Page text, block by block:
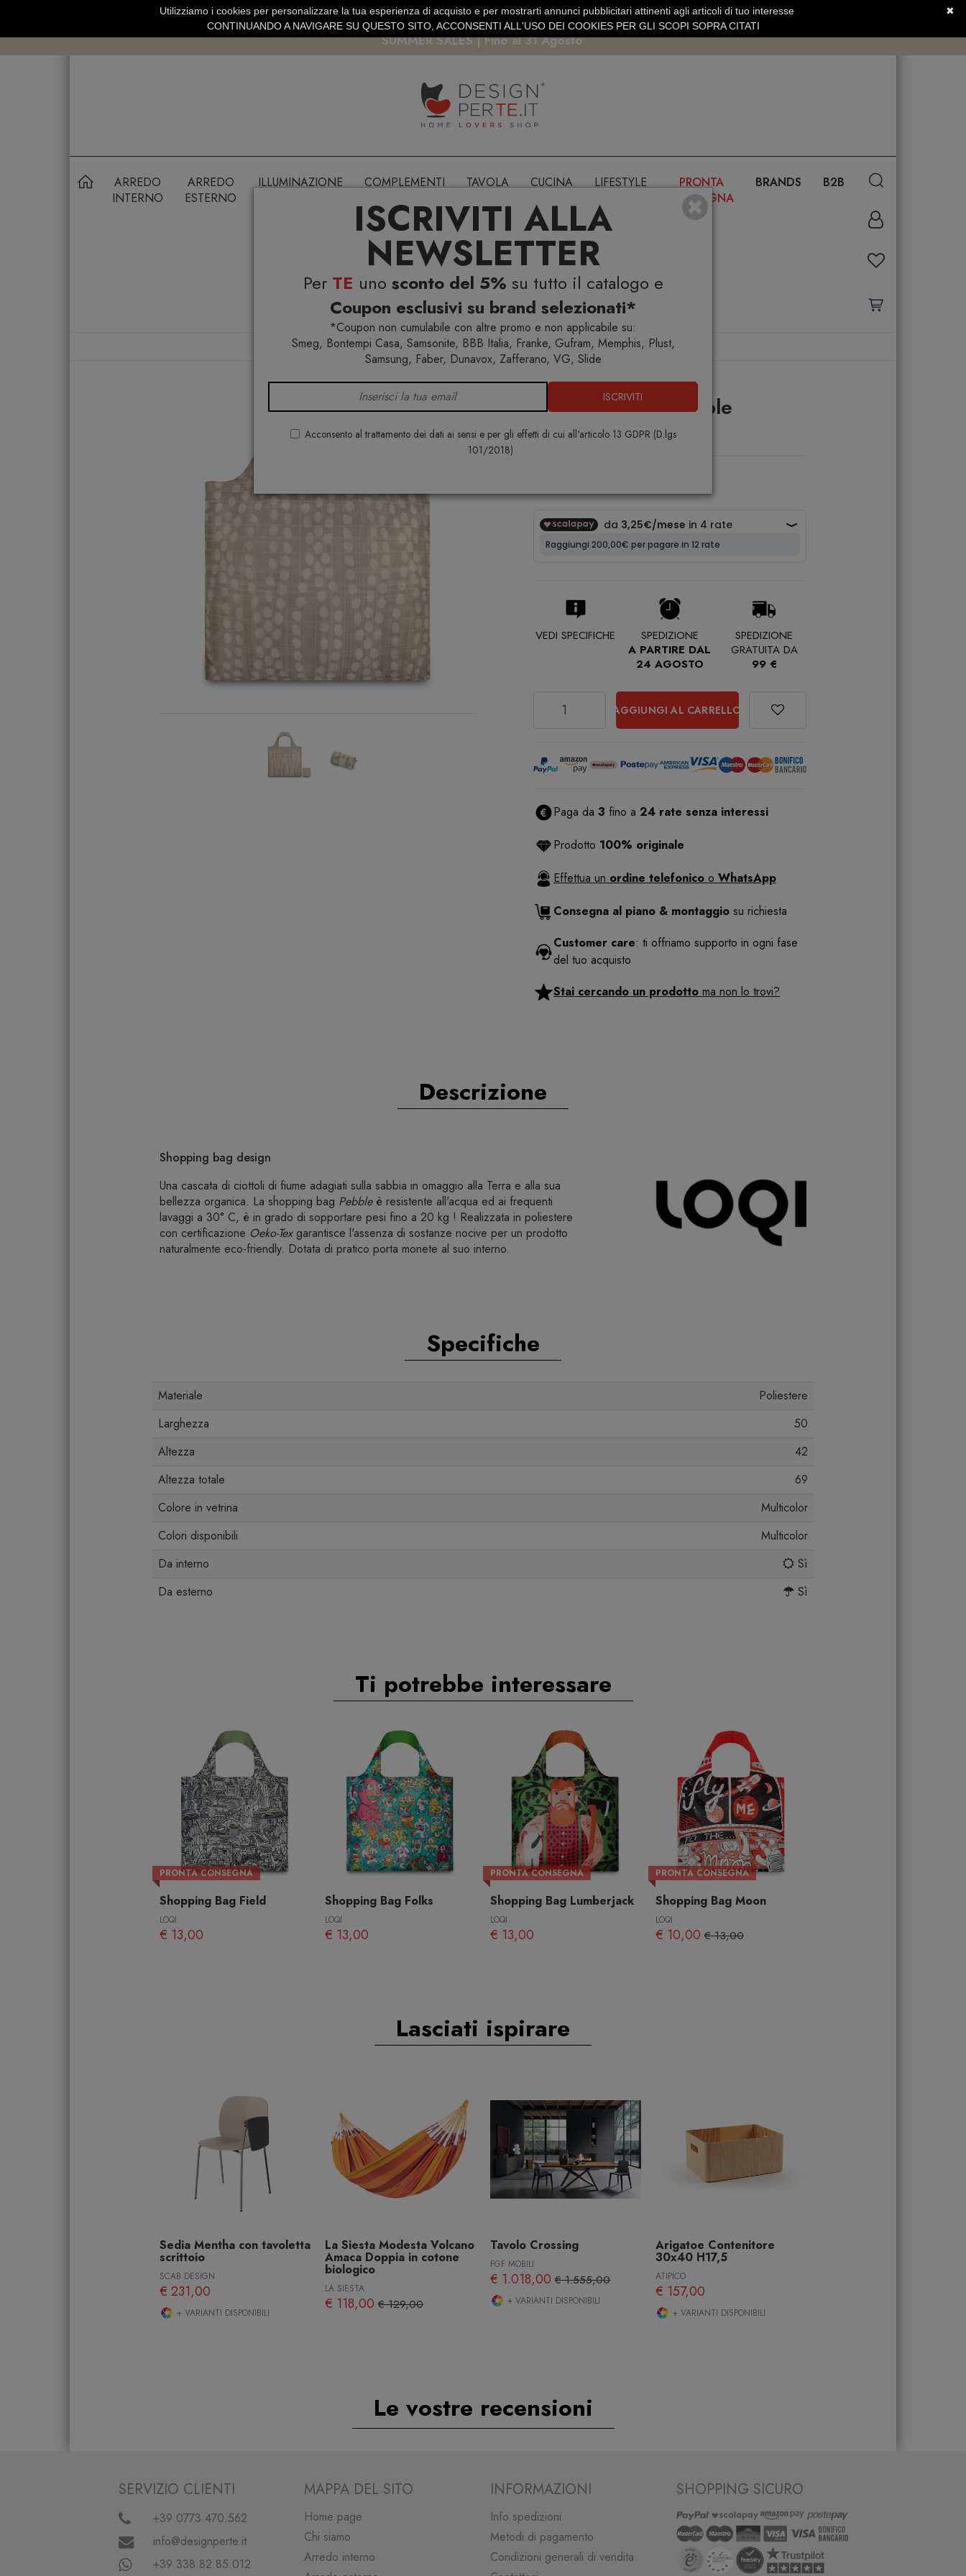
ISCRIVITI ALLA
NEWSLETTER
Per TE uno sconto del 5% su tutto il catalogo e
Coupon esclusivi su brand selezionati*
*Coupon non cumulabile con altre promo e non applicabile su:
Smeg, Bontempi Casa, Samsonite, BBB Italia, Franke, Gufram, Memphis, Plust,
Samsung, Faber, Dunavox, Zafferano, VG, Slide
ISCRIVITI
Acconsento al trattamento dei dati ai sensi e per gli effetti di cui all'articolo 13 GDPR (D.lgs
101/2018)
SPEDIZIONE GRATUITA SOPRA 99 EURO PAGAMENTO SICURO PAYPAL · CARTA DI CREDITO SERVIZIO CLIENTI +39.0773.470.562
SUMMER SALES | Fino al 31 Agosto
ARREDO
INTERNO
ARREDO
ESTERNO
ILLUMINAZIONE COMPLEMENTI TAVOLA CUCINA LIFESTYLE
PRONTA
CONSEGNA
BRANDS B2B
Home Lifestyle Shopping bag Shopping Bag Pebble
Shopping Bag Pebble
LOQI
VEDI SPECIFICHE
SPEDIZIONE
A PARTIRE DAL
24 AGOSTO
SPEDIZIONE
GRATUITA DA
99 €
AGGIUNGI AL CARRELLO
Paga da 3 fino a 24 rate senza interessi
Prodotto 100% originale
Effettua un ordine telefonico o WhatsApp
Consegna al piano & montaggio su richiesta
Customer care: ti offriamo supporto in ogni fase
del tuo acquisto
Stai cercando un prodotto ma non lo trovi?
Descrizione
Shopping bag design
Una cascata di ciottoli di fiume adagiati sulla sabbia in omaggio alla Terra e alla sua
bellezza organica. La shopping bag Pebbleè resistente all'acqua ed ai frequenti
lavaggi a 30° C, è in grado di sopportare pesi fino a 20 kg ! Realizzata in poliestere
con certificazione Oeko-Texgarantisce l'assenza di sostanze nocive per un prodotto
naturalmente eco-friendly. Dotata di pratico porta monete al suo interno.
Specifiche
Materiale
Poliestere
Larghezza
50
Altezza
42
Altezza totale
69
Colore in vetrina
Multicolor
Colori disponibili
Multicolor
Da interno
Sì
Da esterno
Sì
Ti potrebbe interessare
PRONTA CONSEGNA
Shopping Bag Field
LOQI
€ 13,00
Shopping Bag Folks
LOQI
€ 13,00
PRONTA CONSEGNA
Shopping Bag Lumberjack
LOQI
€ 13,00
PRONTA CONSEGNA
Shopping Bag Moon
LOQI
€ 10,00 € 13,00
Lasciati ispirare
Sedia Mentha con tavoletta
scrittoio
SCAB DESIGN
€ 231,00
+ VARIANTI DISPONIBILI
La Siesta Modesta Volcano
Amaca Doppia in cotone
biologico
LA SIESTA
€ 118,00 € 129,00
Tavolo Crossing
FGF MOBILI
€ 1.018,00 € 1.555,00
+ VARIANTI DISPONIBILI
Arigatoe Contenitore
30x40 H17,5
ATIPICO
€ 157,00
+ VARIANTI DISPONIBILI
Le vostre recensioni
SERVIZIO CLIENTI
+39 0773.470.562
info@designperte.it
+39 338.82.85.012
MAPPA DEL SITO
Home page
Chi siamo
Arredo interno
INFORMAZIONI
Info spedizioni
Metodi di pagamento
Condizioni generali di vendita
SHOPPING SICURO
✖
Utilizziamo i cookies per personalizzare la tua esperienza di acquisto e per mostrarti annunci pubblicitari attinenti agli articoli di tuo interesse
CONTINUANDO A NAVIGARE SU QUESTO SITO, ACCONSENTI ALL'USO DEI COOKIES PER GLI SCOPI SOPRA CITATI